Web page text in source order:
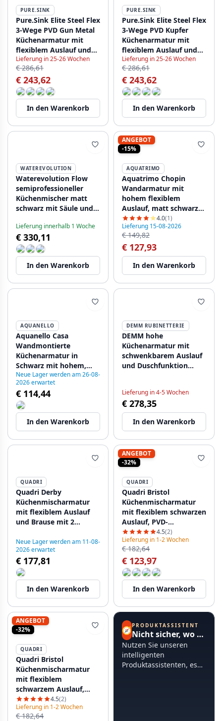
PURE.SINK
Pure.Sink Elite Steel Flex
3-Wege PVD Gun Metal
Küchenarmatur mit
flexiblem Auslauf und
gefiltertem Wasser
PS8110-61
Lieferung in 25-26 Wochen
€ 286,61
€ 243,62
In den Warenkorb
PURE.SINK
Pure.Sink Elite Steel Flex
3-Wege PVD Kupfer
Küchenarmatur mit
flexiblem Auslauf und
gefiltertem Wasser
PS8110-62
Lieferung in 25-26 Wochen
€ 286,61
€ 243,62
In den Warenkorb
WATEREVOLUTION
Waterevolution Flow
semiprofessioneller
Küchenmischer matt
schwarz mit Säule und
Lieferung innerhalb 1 Woche
€ 330,11
In den Warenkorb
ANGEBOT
-15%
AQUATRIMO
Aquatrimo Chopin
Wandarmatur mit
hohem flexiblem
Auslauf, matt schwarz
21CP8462SW
4.0(1)
Lieferung 15-08-2026
€ 149,82
€ 127,93
In den Warenkorb
AQUANELLO
Aquanello Casa
Wandmontierte
Küchenarmatur in
Schwarz mit hohem,
flexiblem Auslauf BL-
1301-CS
Neue Lager werden am 26-08-
2026 erwartet
€ 114,44
In den Warenkorb
DEMM RUBINETTERIE
DEMM hohe
Küchenarmatur mit
schwenkbarem Auslauf
und Duschfunktion
Lieferung in 4-5 Wochen
€ 278,35
In den Warenkorb
QUADRI
Quadri Derby
Küchenmischarmatur
mit flexiblem Auslauf
und Brause mit 2
1208955916
Neue Lager werden am 11-08-
2026 erwartet
€ 177,81
In den Warenkorb
ANGEBOT
-32%
QUADRI
Quadri Bristol
Küchenmischarmatur
mit flexiblem schwarzen
Auslauf, PVD-
gebürstetes Kupfer
1208955984
4.5(2)
Lieferung in 1-2 Wochen
€ 182,64
€ 123,97
In den Warenkorb
ANGEBOT
-32%
QUADRI
Quadri Bristol
Küchenmischarmatur
mit flexiblem
schwarzem Auslauf,
PVD-gebürstetes Gold
1208956029
4.5(2)
Lieferung in 1-2 Wochen
€ 182,64
🧭PRODUKTASSISTENT
Nicht sicher, wo Sie anfangen sollen?
Nutzen Sie unseren
intelligenten
Produktassistenten, es